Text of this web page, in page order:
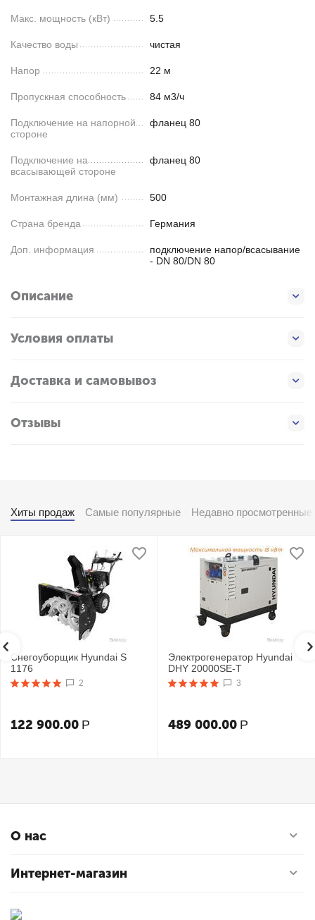
Макс. мощность (кВт) 5.5
Качество воды чистая
Напор 22 м
Пропускная способность 84 м3/ч
Подключение на напорной
стороне
фланец 80
Подключение на
всасывающей стороне
фланец 80
Монтажная длина (мм) 500
Страна бренда Германия
Доп. информация
подключение напор/всасывание
- DN 80/DN 80
Описание
Условия оплаты
Доставка и самовывоз
Отзывы
Хиты продаж Самые популярные Недавно просмотренные
Снегоуборщик Hyundai S
1176
2
122 900.00 Р
Электрогенератор Hyundai
DHY 20000SE-T
3
489 000.00 Р
О нас
Интернет-магазин